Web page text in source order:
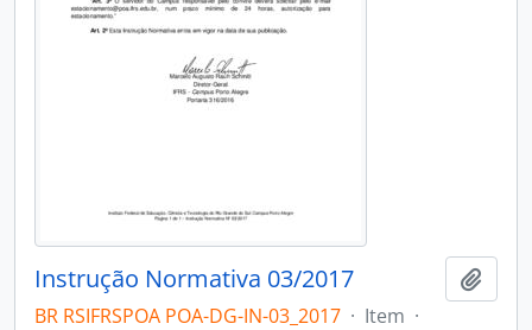
Instrução Normativa 03/2017
BR RSIFRSPOA POA-DG-IN-03_2017 · Item ·